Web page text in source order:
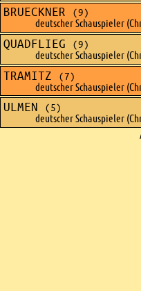
BRUECKNER
(9)
deutscher Schauspieler
QUADFLIEG
(9)
deutscher Schauspieler
TRAMITZ
(7)
deutscher Schauspieler
ULMEN
(5)
deutscher Schauspieler